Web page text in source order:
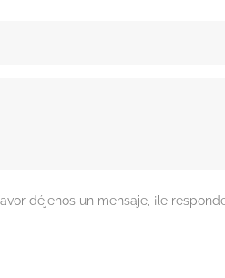
déjenos un mensaje, ¡le